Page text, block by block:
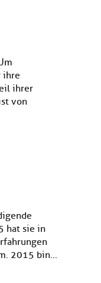
ihre
ihrer
von
hat sie in
2015 bin...